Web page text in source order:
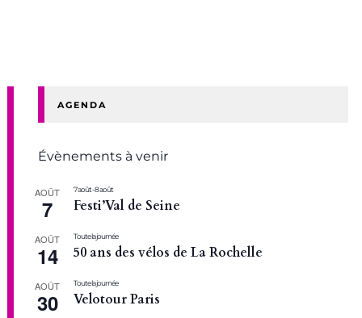
AGENDA
Évènements à venir
AOÛT
7
7 août-8 août
Festi’Val de Seine
AOÛT
14
Toute la journée
50 ans des vélos de La Rochelle
AOÛT
30
Toute la journée
Velotour Paris